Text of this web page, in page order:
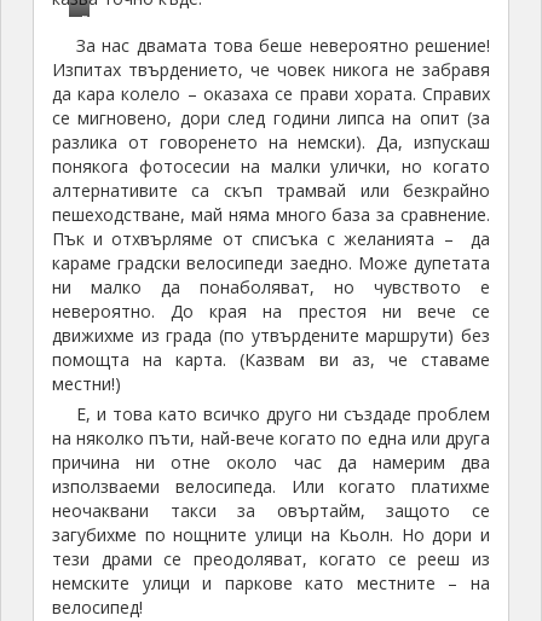
В
е
л
и
с
о
д
и
За нас двамата това беше невероятно решение!
Изпитах твърдението, че човек никога не забравя
да кара колело – оказаха се прави хората. Справих
се мигновено, дори след години липса на опит (за
разлика от говоренето на немски). Да, изпускаш
понякога фотосесии на малки улички, но когато
алтернативите са скъп трамвай или безкрайно
пешеходстване, май няма много база за сравнение.
Пък и отхвърляме от списъка с желанията – да
караме градски велосипеди заедно. Може дупетата
ни малко да понаболяват, но чувството е
невероятно. До края на престоя ни вече се
движихме из града (по утвърдените маршрути) без
помощта на карта. (Казвам ви аз, че ставаме
местни!)
Е, и това като всичко друго ни създаде проблем
на няколко пъти, най-вече когато по една или друга
причина ни отне около час да намерим два
използваеми велосипеда. Или когато платихме
неочаквани такси за овъртайм, защото се
загубихме по нощните улици на Кьолн. Но дори и
тези драми се преодоляват, когато се рееш из
немските улици и паркове като местните – на
велосипед!